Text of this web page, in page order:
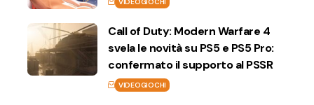
Call of Duty: Modern Warfare 4
svela le novità su PS5 e PS5 Pro:
confermato il supporto al PSSR
VIDEOGIOCHI